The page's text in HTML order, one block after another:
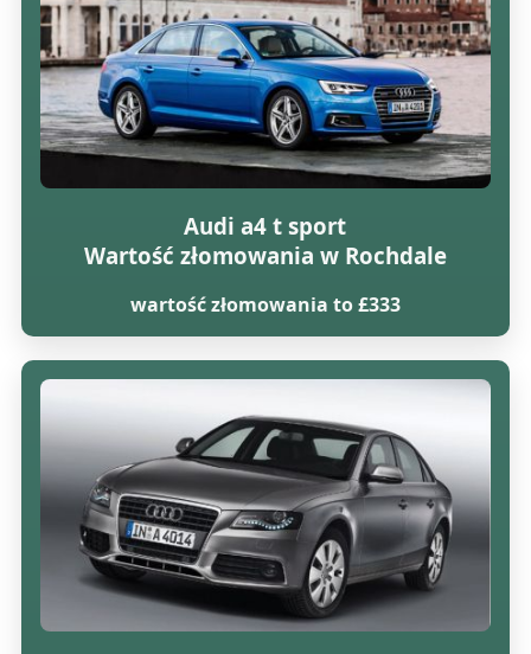
Audi a4 t sport
Wartość złomowania w Rochdale
wartość złomowania to £333